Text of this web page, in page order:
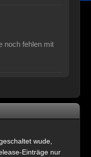
noch fehlen mit
wude,
Einträge nur